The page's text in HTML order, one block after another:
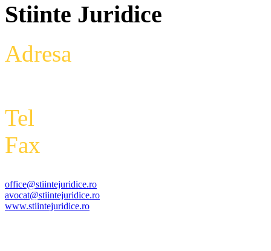
Stiinte Juridice
Adresa
Tel
Fax
office@stiintejuridice.ro
avocat@stiintejuridice.ro
www.stiintejuridice.ro